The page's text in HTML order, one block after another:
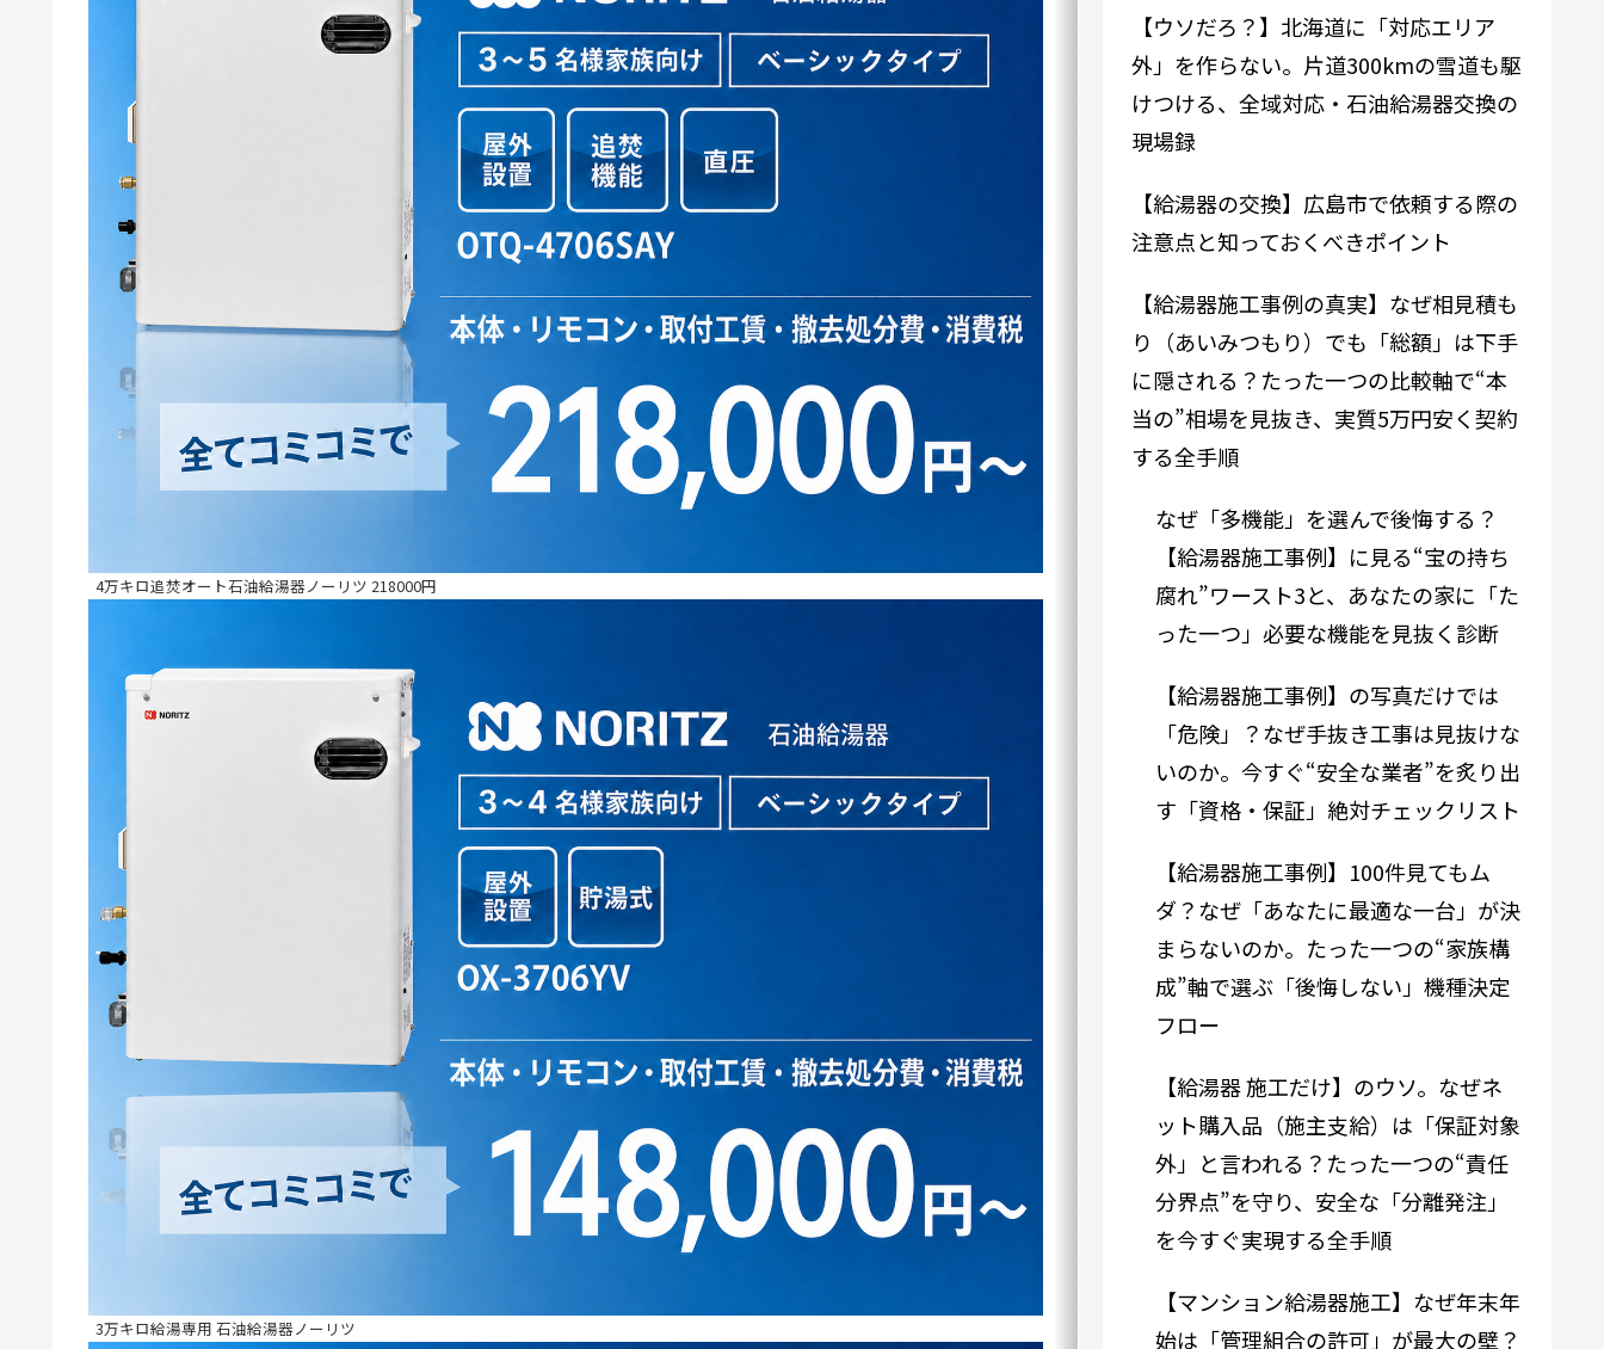
4万キロ追焚オート石油給湯器ノーリツ 218000円
3万キロ給湯専用 石油給湯器ノーリツ
【ウソだろ？】北海道に「対応エリア
外」を作らない。片道300kmの雪道も駆
けつける、全域対応・石油給湯器交換の
現場録
【給湯器の交換】広島市で依頼する際の
注意点と知っておくべきポイント
【給湯器施工事例の真実】なぜ相見積も
り（あいみつもり）でも「総額」は下手
に隠される？たった一つの比較軸で“本
当の”相場を見抜き、実質5万円安く契約
する全手順
なぜ「多機能」を選んで後悔する？
【給湯器施工事例】に見る“宝の持ち
腐れ”ワースト3と、あなたの家に「た
った一つ」必要な機能を見抜く診断
【給湯器施工事例】の写真だけでは
「危険」？なぜ手抜き工事は見抜けな
いのか。今すぐ“安全な業者”を炙り出
す「資格・保証」絶対チェックリスト
【給湯器施工事例】100件見てもム
ダ？なぜ「あなたに最適な一台」が決
まらないのか。たった一つの“家族構
成”軸で選ぶ「後悔しない」機種決定
フロー
【給湯器 施工だけ】のウソ。なぜネ
ット購入品（施主支給）は「保証対象
外」と言われる？たった一つの“責任
分界点”を守り、安全な「分離発注」
を今すぐ実現する全手順
【マンション給湯器施工】なぜ年末年
始は「管理組合の許可」が最大の壁？